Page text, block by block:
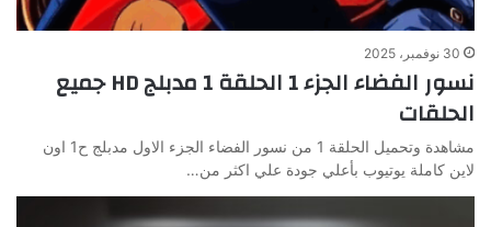
30 نوفمبر، 2025
نسور الفضاء الجزء 1 الحلقة 1 مدبلج HD جميع
الحلقات
مشاهدة وتحميل الحلقة 1 من نسور الفضاء الجزء الاول مدبلج ح1 اون
لاين كاملة يوتيوب بأعلي جودة علي اكثر من…